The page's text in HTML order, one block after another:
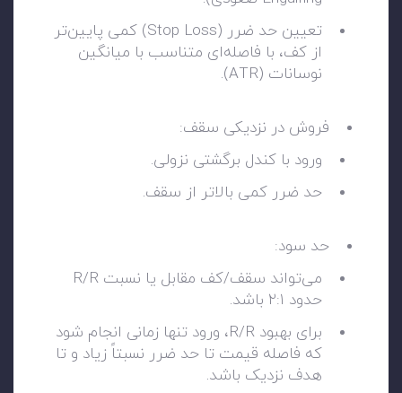
تعیین حد ضرر (Stop Loss) کمی پایین‌تر
از کف، با فاصله‌ای متناسب با میانگین
نوسانات (ATR).
فروش در نزدیکی سقف:
ورود با کندل برگشتی نزولی.
حد ضرر کمی بالاتر از سقف.
حد سود:
می‌تواند سقف/کف مقابل یا نسبت R/R
حدود ۲:۱ باشد.
برای بهبود R/R، ورود تنها زمانی انجام شود
که فاصله قیمت تا حد ضرر نسبتاً زیاد و تا
هدف نزدیک باشد.